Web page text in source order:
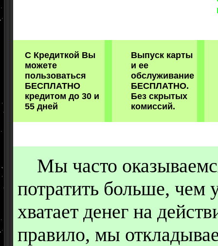
С Кредиткой Вы
можете
пользоваться
БЕСПЛАТНО
кредитом до 30 и
55 дней
Выпуск карты
и ее
обслуживание
БЕСПЛАТНО.
Без скрытых
комиссий.
Мы часто
потратить больше, чем
хватает денег на
правило, мы